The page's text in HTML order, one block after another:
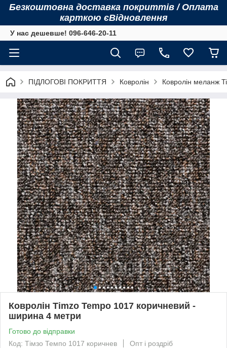
Безкоштовна доставка покриттів / Оплата
карткою єВідновлення
У нас дешевше! 096-646-20-11
ПІДЛОГОВІ ПОКРИТТЯ Ковролін Ковролін меланж
Ковролін Timzo Tempo 1017 коричневий -
ширина 4 метри
Готово до відправки
Код: Тімзо Темпо 1017 коричнев
Опт і роздріб